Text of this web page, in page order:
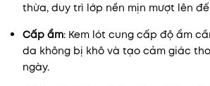
thừa, duy trì lớp nền mịn mượt lên
Cấp ẩm: Kem lót cung cấp độ ẩm
da không bị khô và tạo cảm giác
ngày.